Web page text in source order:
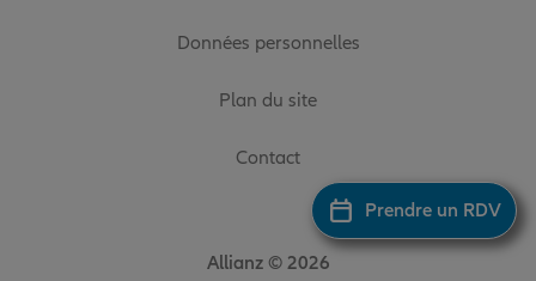
Prendre un RDV
Données personnelles
Plan du site
Contact
Allianz © 2026